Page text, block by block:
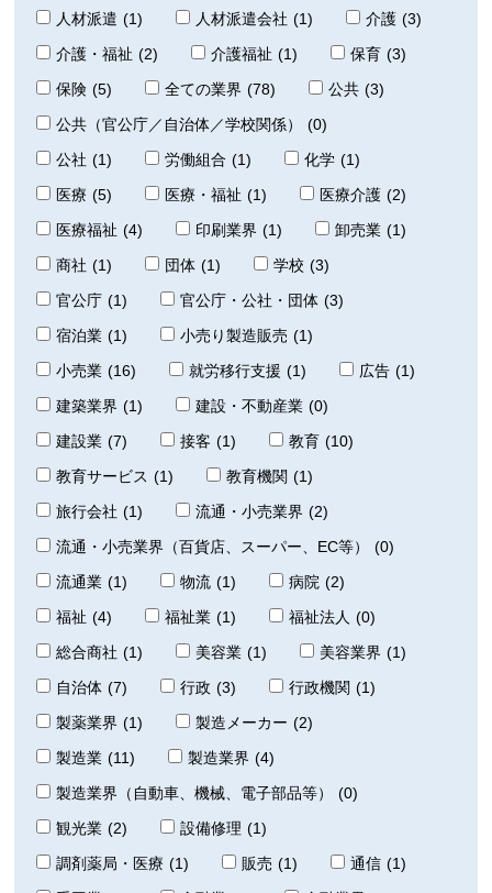
人材派遣 (1) 人材派遣会社 (1) 介護 (3)
介護・福祉 (2) 介護福祉 (1) 保育 (3)
保険 (5) 全ての業界 (78) 公共 (3)
公共（官公庁／自治体／学校関係）
(0)
公社 (1) 労働組合 (1) 化学 (1)
医療 (5) 医療・福祉 (1) 医療介護 (2)
医療福祉 (4) 印刷業界 (1) 卸売業 (1)
商社 (1) 団体 (1) 学校 (3)
官公庁 (1) 官公庁・公社・団体 (3)
宿泊業 (1) 小売り製造販売 (1)
小売業 (16) 就労移行支援 (1) 広告 (1)
建築業界 (1) 建設・不動産業 (0)
建設業 (7) 接客 (1) 教育 (10)
教育サービス (1) 教育機関 (1)
旅行会社 (1) 流通・小売業界 (2)
流通・小売業界（百貨店、スーパー、EC等）
(0)
流通業 (1) 物流 (1) 病院 (2)
福祉 (4) 福祉業 (1) 福祉法人 (0)
総合商社 (1) 美容業 (1) 美容業界 (1)
自治体 (7) 行政 (3) 行政機関 (1)
製薬業界 (1) 製造メーカー (2)
製造業 (11) 製造業界 (4)
製造業界（自動車、機械、電子部品等）
(0)
観光業 (2) 設備修理 (1)
調剤薬局・医療 (1) 販売 (1) 通信 (1)